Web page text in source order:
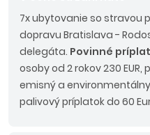
7x ubytovanie so stravou
dopravu Bratislava -
delegáta. Povinné
osoby od 2 rokov 230 EUR,
emisný a
palivový príplatok do 60